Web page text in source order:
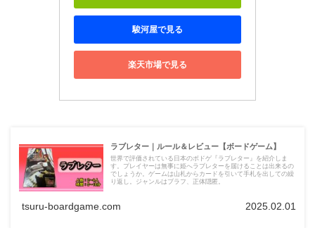
駿河屋で見る
楽天市場で見る
ラブレター｜ルール＆レビュー【ボードゲーム】
世界で評価されている日本のボドゲ『ラブレター』を紹介しま
す。プレイヤーは無事に姫へラブレターを届けることは出来るの
でしょうか。ゲームは山札からカードを引いて手札を出しての繰
り返し。ジャンルはブラフ、正体隠匿。
tsuru-boardgame.com 2025.02.01